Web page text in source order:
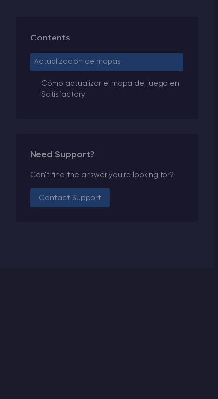
Contents
Actualización de mapas
Cómo actualizar el mapa del juego en
Satisfactory
Need Support?
Can't find the answer you're looking for?
Contact Support